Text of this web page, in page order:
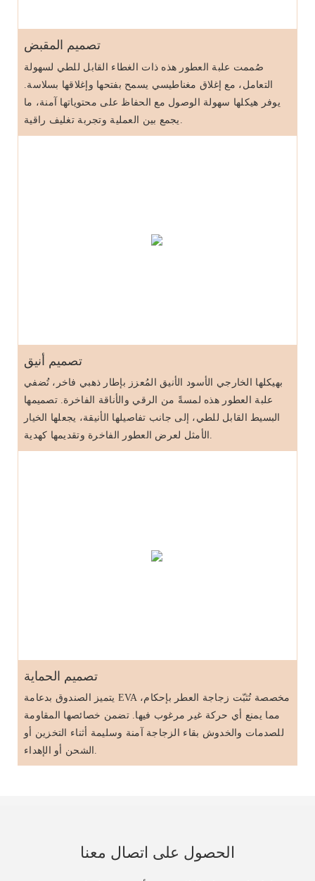
تصميم المقبض
صُممت علبة العطور هذه ذات الغطاء القابل للطي لسهولة
التعامل، مع إغلاق مغناطيسي يسمح بفتحها وإغلاقها بسلاسة.
يوفر هيكلها سهولة الوصول مع الحفاظ على محتوياتها آمنة، ما
تصميم أنيق
بهيكلها الخارجي الأسود الأنيق المُعزز بإطار ذهبي فاخر، تُضفي
علبة العطور هذه لمسةً من الرقي والأناقة الفاخرة. تصميمها
البسيط القابل للطي، إلى جانب تفاصيلها الأنيقة، يجعلها الخيار
الأمثل لعرض العطور الفاخرة وتقديمها كهدية.
تصميم الحماية
يتميز الصندوق بدعامة EVA مخصصة تُثبّت زجاجة العطر بإحكام،
مما يمنع أي حركة غير مرغوب فيها. تضمن خصائصها المقاومة
للصدمات والخدوش بقاء الزجاجة آمنة وسليمة أثناء التخزين أو
الشحن أو الإهداء.
الحصول على اتصال معنا